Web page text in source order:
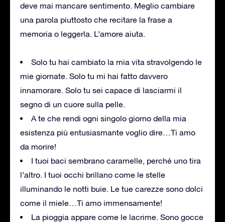
deve mai mancare sentimento. Meglio cambiare
una parola piuttosto che recitare la frase a
memoria o leggerla. L’amore aiuta.
Solo tu hai cambiato la mia vita stravolgendo le
mie giornate. Solo tu mi hai fatto davvero
innamorare. Solo tu sei capace di lasciarmi il
segno di un cuore sulla pelle.
A te che rendi ogni singolo giorno della mia
esistenza più entusiasmante voglio dire…Ti amo
da morire!
I tuoi baci sembrano caramelle, perché uno tira
l’altro. I tuoi occhi brillano come le stelle
illuminando le notti buie. Le tue carezze sono dolci
come il miele…Ti amo immensamente!
La pioggia appare come le lacrime. Sono gocce